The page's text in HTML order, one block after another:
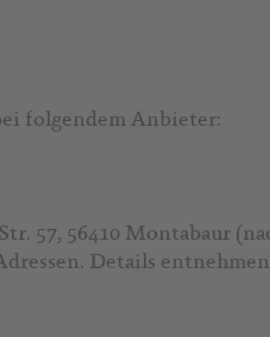
folgendem Anbieter:
57, 56410 Montabaur
Details